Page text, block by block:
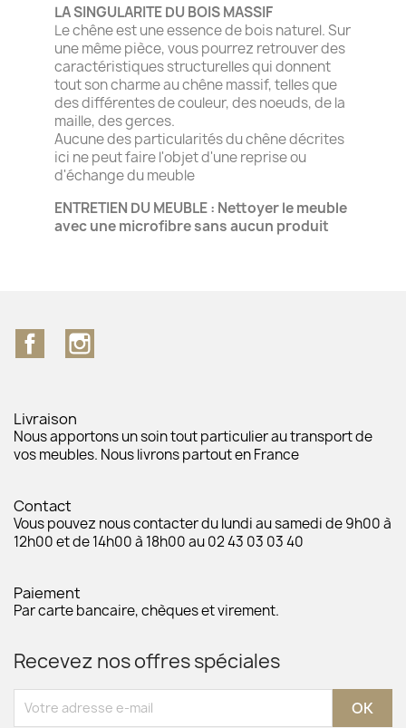
LA SINGULARITE DU BOIS MASSIF
Le chêne est une essence de bois naturel. Sur
une même pièce, vous pourrez retrouver des
caractéristiques structurelles qui donnent
tout son charme au chêne massif, telles que
des différentes de couleur, des noeuds, de la
maille, des gerces.
Aucune des particularités du chêne décrites
ici ne peut faire l'objet d'une reprise ou
d'échange du meuble
ENTRETIEN DU MEUBLE : Nettoyer le meuble
avec une microfibre sans aucun produit
Facebook
Livraison
Nous apportons un soin tout particulier au transport de
vos meubles. Nous livrons partout en France
Contact
Vous pouvez nous contacter du lundi au samedi de 9h00 à
12h00 et de 14h00 à 18h00 au 02 43 03 03 40
Paiement
Par carte bancaire, chèques et virement.
Recevez nos offres spéciales